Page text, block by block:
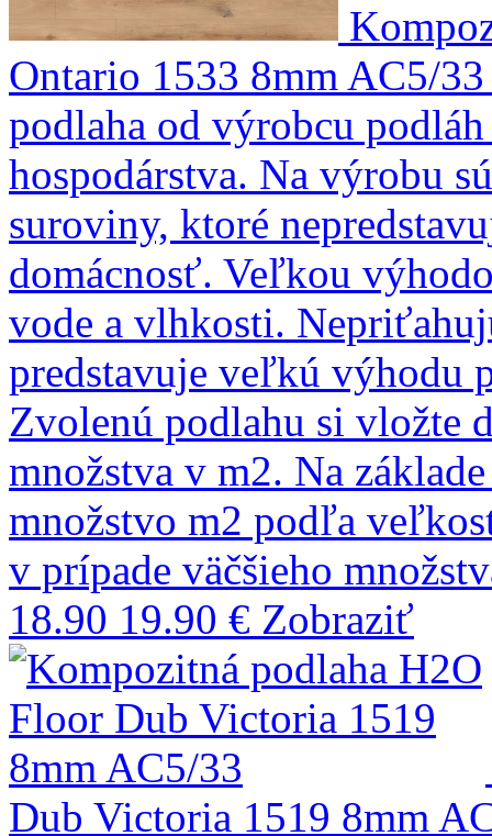
Ontario 1533 8mm AC5/33
podlaha od výrobcu
hospodárstva. Na výrobu
suroviny, ktoré
domácnosť. Veľkou
vode a vlhkosti.
predstavuje veľkú výhodu
Zvolenú podlahu si vložte
množstva v m2. Na
množstvo m2 podľa
v prípade väčšieho
18.90 19.90 € Zobraziť
Dub Victoria 1519 8mm